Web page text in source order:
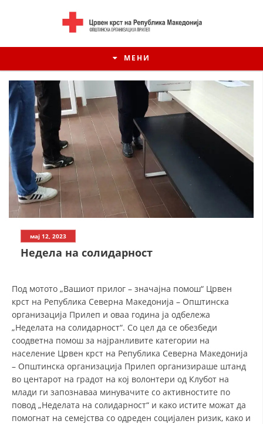
МЕНИ
ИСТОРИЈАТ НА ЦКРСМ
КОНТАКТ ИНФОРМАЦИИ
ЧЛЕНСТВО ВО ПРОФЕСИОНАЛНИ ТЕЛА
ЗАКОН ЗА ЦКРМ
СТАТУТ НА ЦКРМ
мај 12, 2023
Недела на солидарност
Под мотото „Вашиот прилог – значајна помош“ Црвен
крст на Република Северна Македонија – Општинска
организација Прилеп и оваа година ја одбележа
„Неделата на солидарност“. Со цел да се обезбеди
соодветна помош за најранливите категории на
население Црвен крст на Република Северна Македонија
– Општинска организација Прилеп организираше штанд
во центарот на градот на кој волонтери од Клубот на
млади ги запознаваа минувачите со активностите по
повод „Неделата на солидарност“ и како истите можат да
помогнат на семејства со одреден социјален ризик, како и